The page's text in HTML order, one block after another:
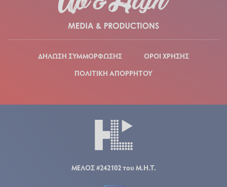
ΔΗΛΩΣΗ ΣΥΜΜΟΡΦΩΣΗΣ
ΟΡΟΙ ΧΡΗΣΗΣ
ΠΟΛΙΤΙΚΗ ΑΠΟΡΡΗΤΟΥ
ΜΕΛΟΣ #242102 του Μ.Η.Τ.